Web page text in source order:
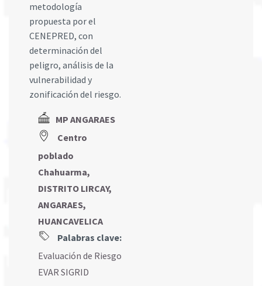
metodología
propuesta por el
CENEPRED, con
determinación del
peligro, análisis de la
vulnerabilidad y
zonificación del riesgo.
MP ANGARAES
Centro
poblado
Chahuarma,
DISTRITO LIRCAY,
ANGARAES,
HUANCAVELICA
Palabras clave:
Evaluación de Riesgo
EVAR SIGRID